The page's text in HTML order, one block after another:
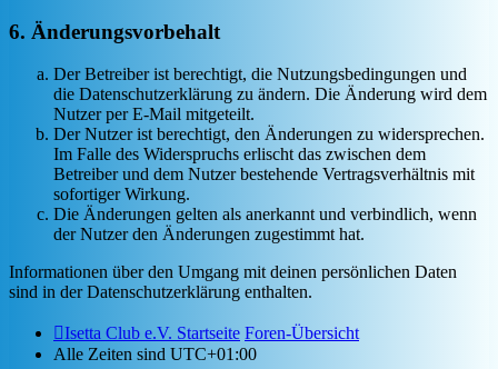
6. Änderungsvorbehalt
Der Betreiber ist berechtigt, die Nutzungsbedingungen und
die Datenschutzerklärung zu ändern. Die Änderung wird dem
Nutzer per E-Mail mitgeteilt.
Der Nutzer ist berechtigt, den Änderungen zu widersprechen.
Im Falle des Widerspruchs erlischt das zwischen dem
Betreiber und dem Nutzer bestehende Vertragsverhältnis mit
sofortiger Wirkung.
Die Änderungen gelten als anerkannt und verbindlich, wenn
der Nutzer den Änderungen zugestimmt hat.
Informationen über den Umgang mit deinen persönlichen Daten
sind in der Datenschutzerklärung enthalten.
Isetta Club e.V. Startseite Foren-Übersicht
Alle Zeiten sind UTC+01:00